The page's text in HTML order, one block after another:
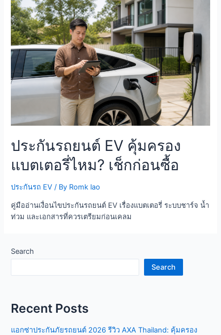
ประกันรถยนต์ EV คุ้มครอง
แบตเตอรี่ไหม? เช็กก่อนซื้อ
ประกันรถ EV / By Romk lao
คู่มืออ่านเงื่อนไขประกันรถยนต์ EV เรื่องแบตเตอรี่ ระบบชาร์จ น้ำ
ท่วม และเอกสารที่ควรเตรียมก่อนเคลม
Search
Search
Recent Posts
แอกซ่าประกันภัยรถยนต์ 2026 รีวิว AXA Thailand: คุ้มครอง